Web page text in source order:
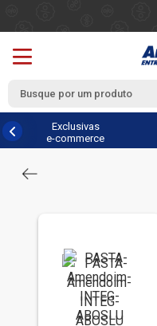
Exclusivas
e-commerce